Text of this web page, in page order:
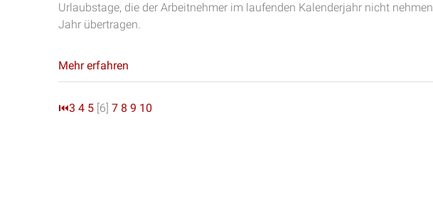
Urlaubstage, die der Arbeitnehmer im laufenden Kalenderjahr nicht
Jahr übertragen.
Mehr erfahren
⏮3 4 5 [6] 7 8 9 10